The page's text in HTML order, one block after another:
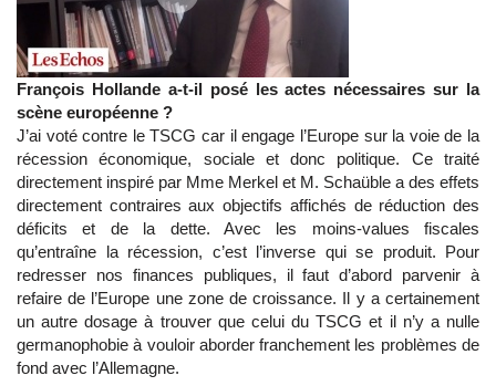
François Hollande a-t-il posé les actes nécessaires sur la
scène européenne ?
J’ai voté contre le TSCG car il engage l’Europe sur la voie de la
récession économique, sociale et donc politique. Ce traité
directement inspiré par Mme Merkel et M. Schaüble a des effets
directement contraires aux objectifs affichés de réduction des
déficits et de la dette. Avec les moins-values fiscales
qu’entraîne la récession, c’est l’inverse qui se produit. Pour
redresser nos finances publiques, il faut d’abord parvenir à
refaire de l’Europe une zone de croissance. Il y a certainement
un autre dosage à trouver que celui du TSCG et il n’y a nulle
germanophobie à vouloir aborder franchement les problèmes de
fond avec l’Allemagne.